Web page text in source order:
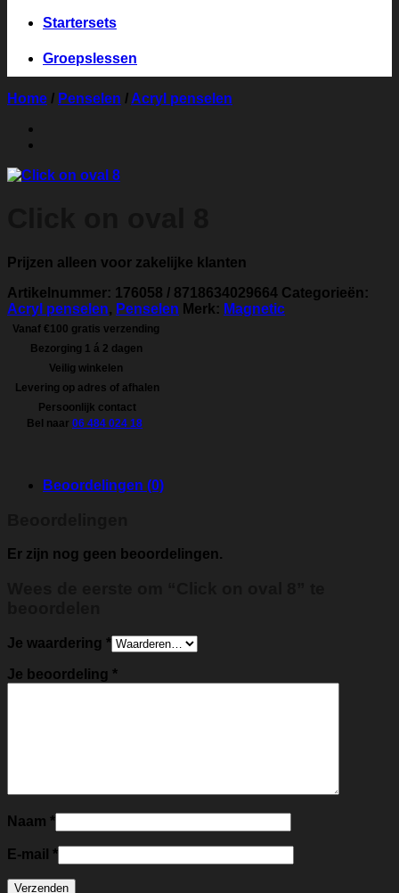
Startersets
Groepslessen
Home / Penselen / Acryl penselen
Prijzen alleen voor zakelijke klanten
Artikelnummer: 176058 / 8718634029664 Categorieën:
Acryl penselen, Penselen Merk: Magnetic
Vanaf €100 gratis verzending
Bezorging 1 á 2 dagen
Veilig winkelen
Levering op adres of afhalen
Persoonlijk contact
Bel naar 06 484 024 18
Beoordelingen (0)
Er zijn nog geen beoordelingen.
Je waardering *
Je beoordeling *
Naam *
E-mail *